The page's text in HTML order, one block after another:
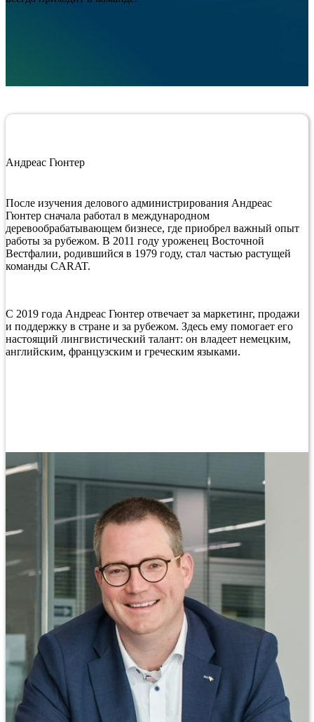
Андреас Гюнтер
После изучения делового администрирования Андреас
Гюнтер сначала работал в международном
деревообрабатывающем бизнесе, где приобрел важный опыт
работы за рубежом. В 2011 году уроженец Восточной
Вестфалии, родившийся в 1979 году, стал частью растущей
команды CARAT.
С 2019 года Андреас Гюнтер отвечает за маркетинг, продажи
и поддержку в стране и за рубежом. Здесь ему помогает его
настоящий лингвистический талант: он владеет немецким,
английским, французским и греческим языками.